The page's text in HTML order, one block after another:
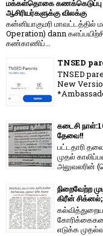
மக்கள்தொகை கணக்கெடுப்பு -
ஆசிரியர்களுக்கு விலக்கு
கன்னியாகுமரி
Operation) dann
கண்காணிப்...
TNSED
TNSED
New
கடைசி
தேவை!!
பட்டதாரி
முதல்
அலுவலரின்
நிறைவேற்ற
கிரீன் சிக்னல்;
எடுக்க